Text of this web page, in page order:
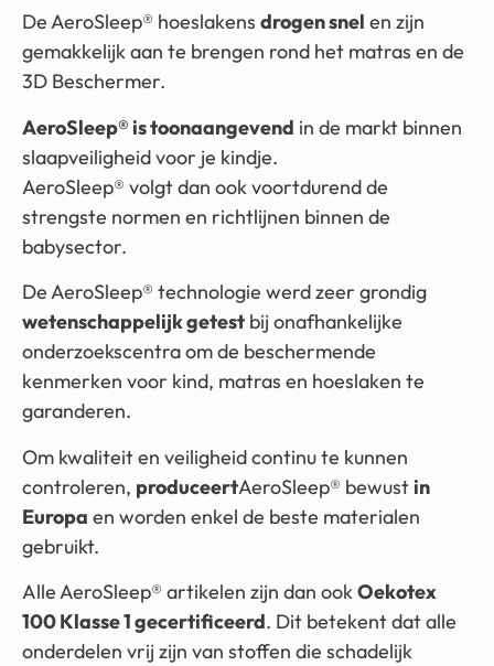
De AeroSleep® hoeslakens drogen snel en zijn
gemakkelijk aan te brengen rond het matras en de
3D Beschermer.
AeroSleep® is toonaangevend in de markt binnen
slaapveiligheid voor je kindje.
AeroSleep® volgt dan ook voortdurend de
strengste normen en richtlijnen binnen de
babysector.
De AeroSleep® technologie werd zeer grondig
wetenschappelijk getest bij onafhankelijke
onderzoekscentra om de beschermende
kenmerken voor kind, matras en hoeslaken te
garanderen.
Om kwaliteit en veiligheid continu te kunnen
controleren, produceertAeroSleep® bewust in
Europa en worden enkel de beste materialen
gebruikt.
Alle AeroSleep® artikelen zijn dan ookOekotex
100 Klasse 1 gecertificeerd. Dit betekent dat alle
onderdelen vrij zijn van stoffen die schadelijk